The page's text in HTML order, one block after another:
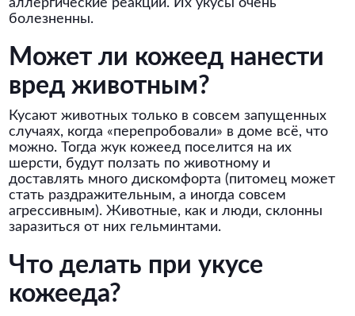
аллергические реакции. Их укусы очень
болезненны.
Может ли кожеед нанести
вред животным?
Кусают животных только в совсем запущенных
случаях, когда «перепробовали» в доме всё, что
можно. Тогда жук кожеед поселится на их
шерсти, будут ползать по животному и
доставлять много дискомфорта (питомец может
стать раздражительным, а иногда совсем
агрессивным). Животные, как и люди, склонны
заразиться от них гельминтами.
Что делать при укусе
кожееда?